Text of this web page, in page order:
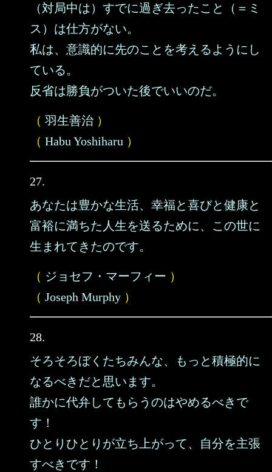
（対局中は）すでに過ぎ去ったこと（＝ミ
ス）は仕方がない。
私は、意識的に先のことを考えるようにし
ている。
反省は勝負がついた後でいいのだ。
（ 羽生善治 ）
（ Habu Yoshiharu ）
27.
あなたは豊かな生活、幸福と喜びと健康と
富裕に満ちた人生を送るために、この世に
生まれてきたのです。
（ ジョセフ・マーフィー ）
（ Joseph Murphy ）
28.
そろそろぼくたちみんな、もっと積極的に
なるべきだと思います。
誰かに代弁してもらうのはやめるべきで
す！
ひとりひとりが立ち上がって、自分を主張
すべきです！